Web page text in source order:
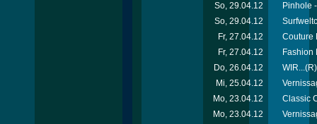
So, 29.04.12
Pinhole
So, 29.04.12
Fr, 27.04.12
Couture
Fr, 27.04.12
Fashion
Do, 26.04.12
Mi, 25.04.12
Mo, 23.04.12
Classic
Mo, 23.04.12